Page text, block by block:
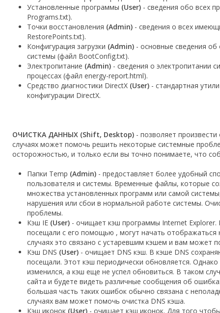
Установленные программы (User) - сведения обо всех
Programs.txt).
Точки восстановления (Admin) - сведения о всех
RestorePoints.txt).
Конфигурация загрузки (Admin) - основные сведения об
системы (файл BootConfig.txt).
Электропитание (Admin) - сведения о электропитании
процессах (файл energy-report.html).
Средство диагностики DirectX (User) - стандартная
конфигурации DirectX.
ОЧИСТКА ДАННЫХ (Shift, Desktop) - позволяет
случаях может помочь решить некоторые системные
осторожностью, и только если вы точно понимаете, что
Папки Temp (Admin) - предоставляет более удобный
пользователя и системы. Временные файлы, которые
множества установленных программ или самой
нарушения или сбои в нормальной работе системы.
проблемы.
Кэш IE (User) - очищает кэш программы Internet
посещали с его помощью , могут начать
случаях это связано с устаревшим кэшем и вам может
Кэш DNS (User) - очищает DNS кэш. В кэше DNS
посещали. Этот кэш периодически обновляется.
изменился, а кэш еще не успел обновиться. В таком
сайта и будете видеть различные сообщения об
большая часть таких ошибок обычно связана с
случаях вам может помочь очистка DNS кэша.
Кэш иконок (User) - очищает кэш иконок. Для того